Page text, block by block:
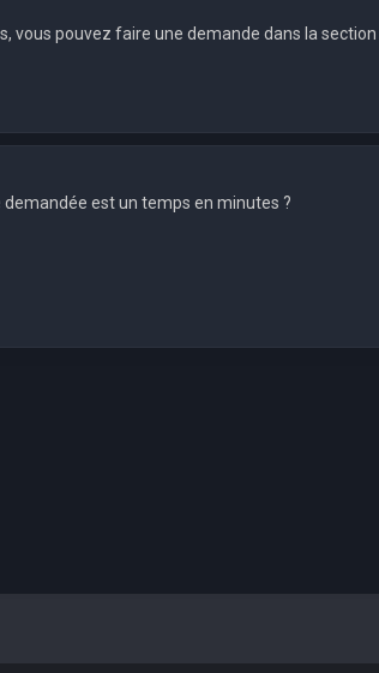
vous pouvez faire une demande dans la
est un temps en minutes ?